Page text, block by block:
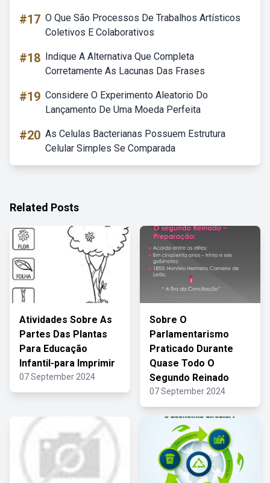
#17 O Que São Processos De Trabalhos Artísticos
Coletivos E Colaborativos
#18 Indique A Alternativa Que Completa
Corretamente As Lacunas Das Frases
#19 Considere O Experimento Aleatorio Do
Lançamento De Uma Moeda Perfeita
#20 As Celulas Bacterianas Possuem Estrutura
Celular Simples Se Comparada
Related Posts
Atividades Sobre As
Partes Das Plantas
Para Educação
Infantil-para Imprimir
07 September 2024
Sobre O
Parlamentarismo
Praticado Durante
Quase Todo O
Segundo Reinado
07 September 2024